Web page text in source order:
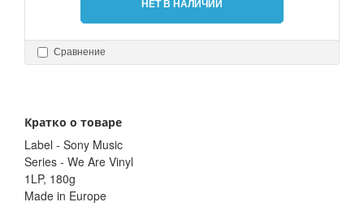
НЕТ В НАЛИЧИИ
Сравнение
Кратко о товаре
Label - Sony Music
Series - We Are Vinyl
1LP, 180g
Made in Europe